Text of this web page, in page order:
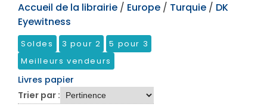
Accueil de la librairie / Europe / Turquie / DK
Eyewitness
Soldes 3 pour 2
5 pour 3
Meilleurs vendeurs
Livres papier
Trier par :